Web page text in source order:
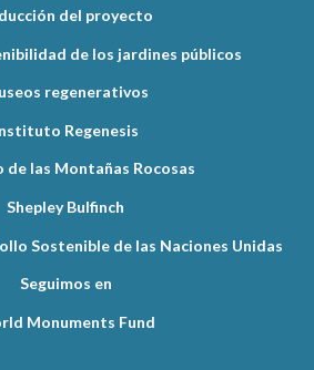
del proyecto
de los jardines públicos
regenerativos
Regenesis
las Montañas Rocosas
Shepley Bulfinch
Sostenible de las Naciones Unidas
Seguimos en
Monuments Fund